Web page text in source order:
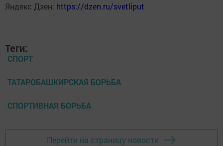
Яндекс Дзен: https://dzen.ru/svetliput
Теги:
СПОРТ
ТАТАРОБАШКИРСКАЯ БОРЬБА
СПОРТИВНАЯ БОРЬБА
Перейти на страницу новости